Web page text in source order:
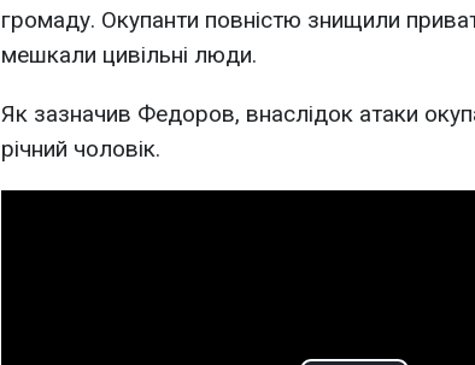
громаду. Окупанти повністю знищили
мешкали цивільні люди.
Як зазначив Федоров, внаслідок атаки
річний чоловік.